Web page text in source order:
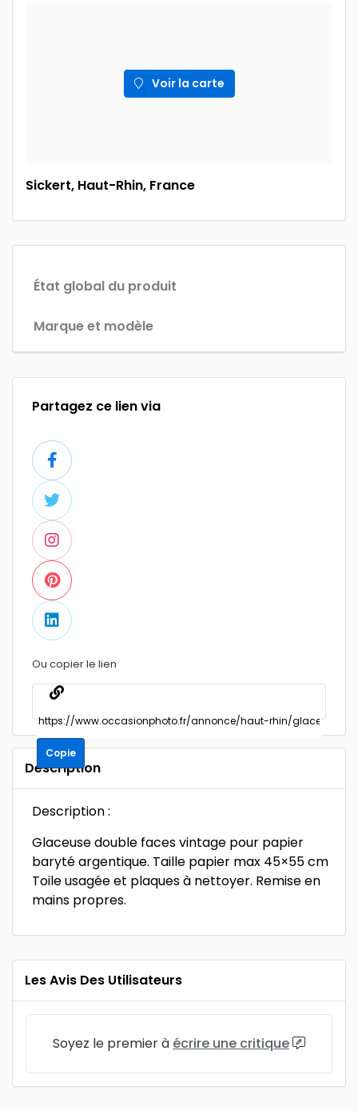
Voir la carte
Sickert, Haut-Rhin, France
État global du produit
Marque et modèle
Partagez ce lien via
Ou copier le lien
Copie
Description
Description :
Glaceuse double faces vintage pour papier
baryté argentique. Taille papier max 45×55 cm
Toile usagée et plaques à nettoyer. Remise en
mains propres.
Les Avis Des Utilisateurs
Soyez le premier à écrire une critique